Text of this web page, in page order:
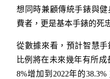
想同時兼顧傳統手錶與
費者，更是基本手錶的死
從數據來看，預計智慧
比例將在未來幾年有所成
8%增加到2022年的